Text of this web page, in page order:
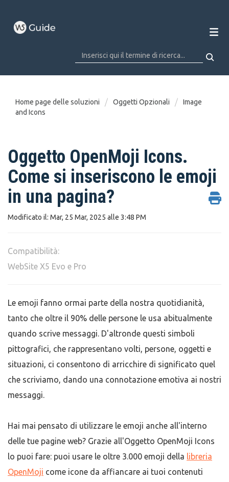
Home page delle soluzioni Oggetti Opzionali
Image
and Icons
Oggetto OpenMoji Icons.
Come si inseriscono le emoji
in una pagina?
Modificato il: Mar, 25 Mar, 2025 alle 3:48 PM
Compatibilità:
WebSite X5 Evo e Pro
Le emoji fanno ormai parte della nostra quotidianità,
tanto che oltre il 90% delle persone le usa abitualmente
quando scrive messaggi. D'altronde questi simboli
pittografici, che rappresentano volti, persone, oggetti e
situazioni, ci consentono di arricchire di significato quel
che scriviamo, dando una connotazione emotiva ai nostri
messaggi.
Hai mai pensato di utilizzare le emoji anche all'interno
delle tue pagine web? Grazie all'Oggetto OpenMoji Icons
lo puoi fare: puoi usare le oltre 3.000 emoji della libreria
OpenMoji come icone da affiancare ai tuoi contenuti